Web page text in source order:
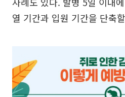
열 기간과 입원 기간을 단축